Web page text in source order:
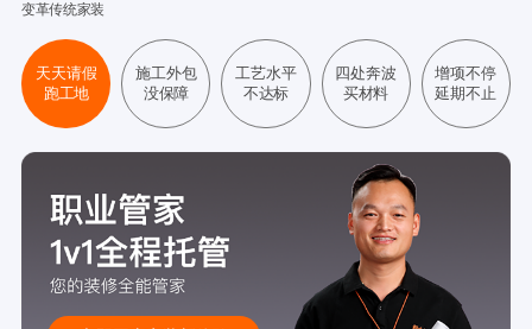
变革传统家装
天天请假
跑工地
施工外包
没保障
工艺水平
不达标
四处奔波
买材料
增项不停
延期不止